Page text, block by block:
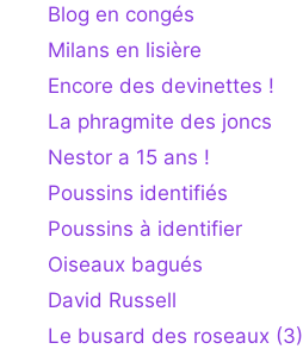
Blog en congés
Milans en lisière
Encore des devinettes !
La phragmite des joncs
Nestor a 15 ans !
Poussins identifiés
Poussins à identifier
Oiseaux bagués
David Russell
Le busard des roseaux (3)